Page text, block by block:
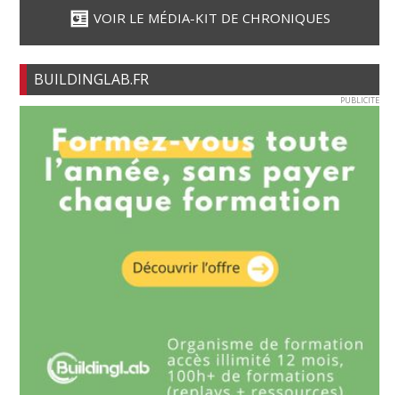
VOIR LE MÉDIA-KIT DE CHRONIQUES
BUILDINGLAB.FR
PUBLICITE